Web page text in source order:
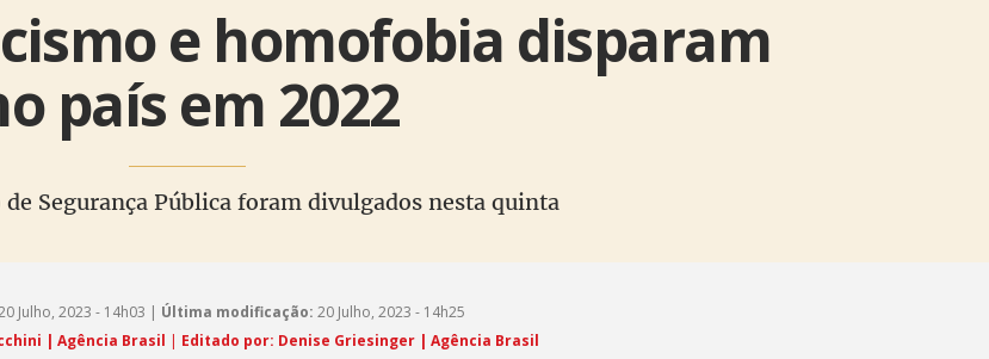
e homofobia disparam
país em 2022
de Segurança Pública foram divulgados nesta quinta
Julho, 2023 - 14h03 | Última modificação: 20 Julho, 2023 - 14h25
| Agência Brasil | Editado por: Denise Griesinger | Agência Brasil